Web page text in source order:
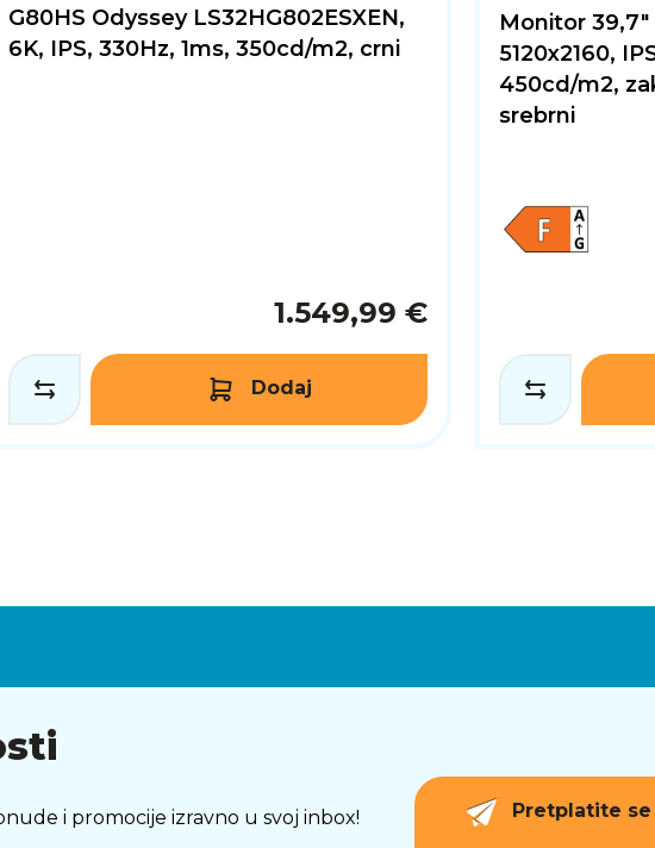
010.601.984
Gaming monitor 32" SAMSUNG
1.549,99 €
010.601.302
Monitor
5120x2160,